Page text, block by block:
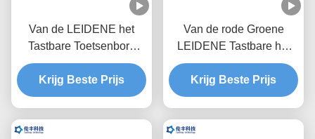
Van de LEIDENE het
Tastbare Toetsenbord
Membraanschakelaar,
Zwarte LCD de Koepel
Tastbare Schakelaar van
Krijg Beste Prijs
Van de rode Groene
LEIDENE Tastbare het
Toetsenbordfpc Kring 3M
Adhesive
Membraanschakelaar
Krijg Beste Prijs